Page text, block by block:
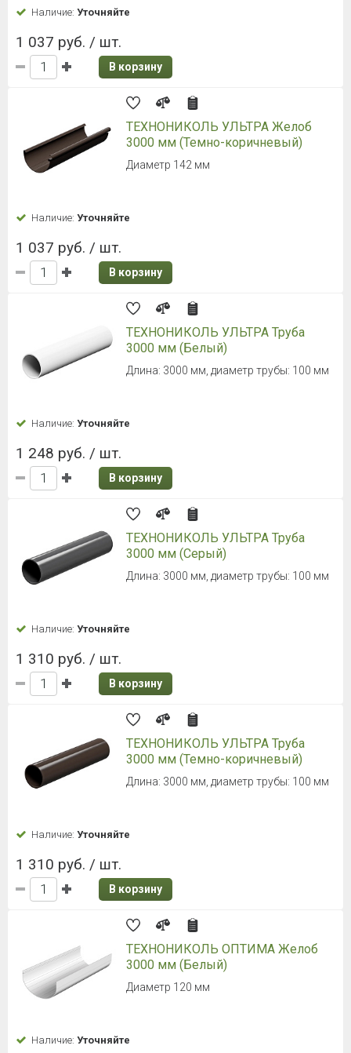
Наличие: Уточняйте
1 037 руб. / шт.
В корзину
ТЕХНОНИКОЛЬ УЛЬТРА Желоб
3000 мм (Темно-коричневый)
Диаметр 142 мм
Наличие: Уточняйте
1 037 руб. / шт.
В корзину
ТЕХНОНИКОЛЬ УЛЬТРА Труба
3000 мм (Белый)
Длина: 3000 мм, диаметр трубы: 100 мм
Наличие: Уточняйте
1 248 руб. / шт.
В корзину
ТЕХНОНИКОЛЬ УЛЬТРА Труба
3000 мм (Серый)
Длина: 3000 мм, диаметр трубы: 100 мм
Наличие: Уточняйте
1 310 руб. / шт.
В корзину
ТЕХНОНИКОЛЬ УЛЬТРА Труба
3000 мм (Темно-коричневый)
Длина: 3000 мм, диаметр трубы: 100 мм
Наличие: Уточняйте
1 310 руб. / шт.
В корзину
ТЕХНОНИКОЛЬ ОПТИМА Желоб
3000 мм (Белый)
Диаметр 120 мм
Наличие: Уточняйте